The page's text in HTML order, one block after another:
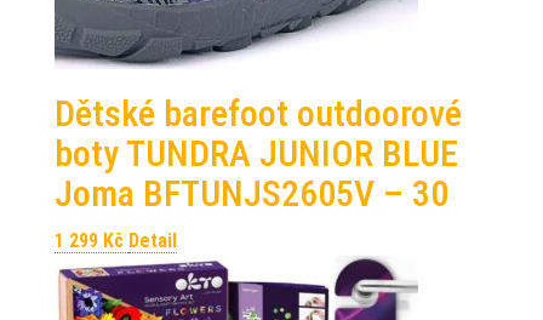
Dětské barefoot outdoorové
boty TUNDRA JUNIOR BLUE
Joma BFTUNJS2605V – 30
1 299 Kč Detail